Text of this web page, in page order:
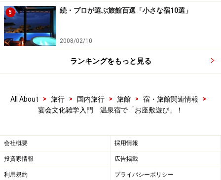
5 続・プロが選ぶ旅館百選「小さな宿10選」
2008/02/10
ランキングをもっと見る
All About > 旅行 > 国内旅行 > 旅館 > 宿・旅館関連情報
>
宴会文化雑学入門 温泉宿で「お座敷遊び」！
会社概要 採用情報
投資家情報 広告掲載
利用規約 プライバシーポリシー